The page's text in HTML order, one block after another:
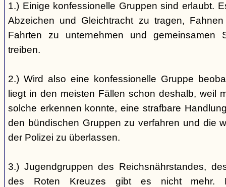
1.) Einige konfessionelle Gruppen sind erlaubt.
Abzeichen und Gleichtracht zu tragen,
Fahrten zu unternehmen und gemeinsamen
treiben.
2.) Wird also eine konfessionelle Gruppe
liegt in den meisten Fällen schon deshalb, weil
solche erkennen konnte, eine strafbare
den bündischen Gruppen zu verfahren und die
der Polizei zu überlassen.
3.) Jugendgruppen des Reichsnährstandes,
des Roten Kreuzes gibt es nicht mehr.